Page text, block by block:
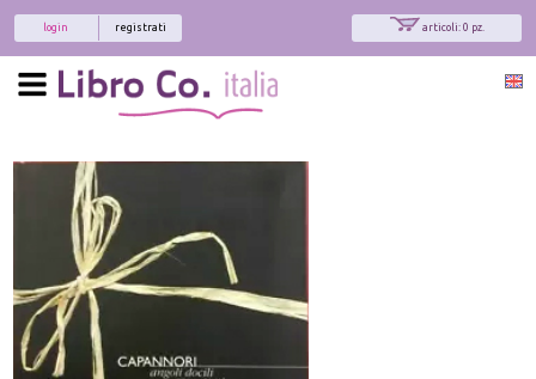
articoli: 0 pz.
registrati
login